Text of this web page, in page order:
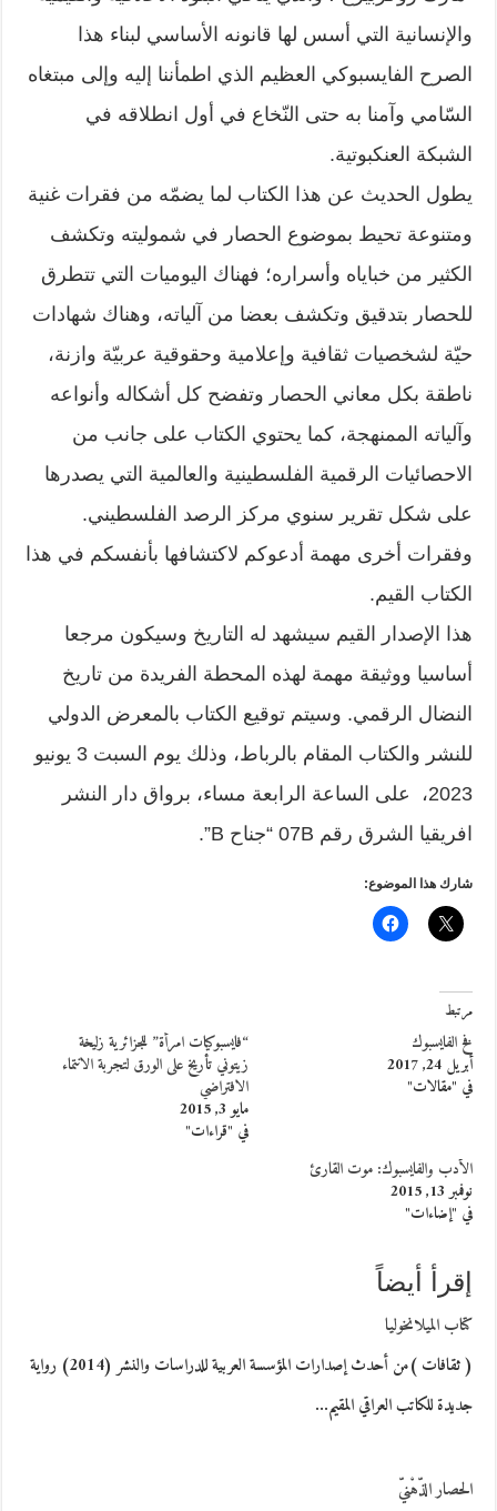
والإنسانية التي أسس لها قانونه الأساسي لبناء هذا
الصرح الفايسبوكي العظيم الذي اطمأننا إليه وإلى مبتغاه
السّامي وآمنا به حتى النّخاع في أول انطلاقه في
الشبكة العنكبوتية.
يطول الحديث عن هذا الكتاب لما يضمّه من فقرات غنية
ومتنوعة تحيط بموضوع الحصار في شموليته وتكشف
الكثير من خباياه وأسراره؛ فهناك اليوميات التي تتطرق
للحصار بتدقيق وتكشف بعضا من آلياته، وهناك شهادات
حيّة لشخصيات ثقافية وإعلامية وحقوقية عربيّة وازنة،
ناطقة بكل معاني الحصار وتفضح كل أشكاله وأنواعه
وآلياته الممنهجة، كما يحتوي الكتاب على جانب من
الاحصائيات الرقمية الفلسطينية والعالمية التي يصدرها
على شكل تقرير سنوي مركز الرصد الفلسطيني.
وفقرات أخرى مهمة أدعوكم لاكتشافها بأنفسكم في هذا
الكتاب القيم.
هذا الإصدار القيم سيشهد له التاريخ وسيكون مرجعا
أساسيا ووثيقة مهمة لهذه المحطة الفريدة من تاريخ
النضال الرقمي. وسيتم توقيع الكتاب بالمعرض الدولي
للنشر والكتاب المقام بالرباط، وذلك يوم السبت 3 يونيو
2023، على الساعة الرابعة مساء، برواق دار النشر
افريقيا الشرق رقم 07B “جناح B”.
شارك هذا الموضوع:
مرتبط
فخ الفايسبوك
أبريل 24, 2017
في "مقالات"
“فايسبوكيات امرأة” للجزائرية زليخة
زيتوني تأريخ على الورق لتجربة الانتماء
الافتراضي
مايو 3, 2015
في "قراءات"
الأدب والفايسبوك: موت القارئ
نوفمبر 13, 2015
في "إضاءات"
إقرأ أيضاً
كتاب الميلانخوليا
( ثقافات )من أحدث إصدارات المؤسسة العربية للدراسات والنشر (2014) رواية
جديدة للكاتب العراقي المقيم…
الحصار الذّهْنيّ